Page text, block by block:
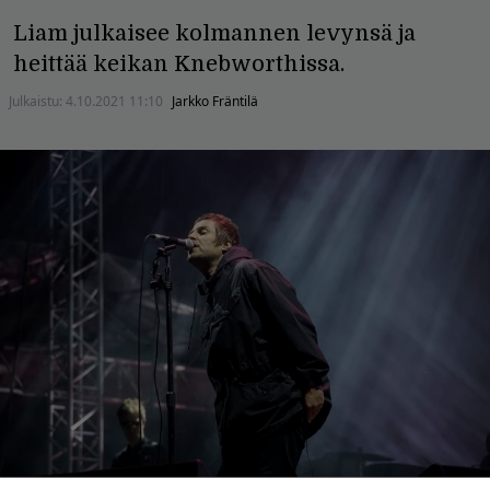
Liam julkaisee kolmannen levynsä ja
heittää keikan Knebworthissa.
Julkaistu: 4.10.2021 11:10 Jarkko Fräntilä